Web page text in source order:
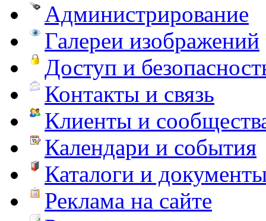
Администрирование
Галереи изображений
Доступ и
Контакты и связь
Клиенты и
Календари и события
Каталоги и
Реклама на сайте